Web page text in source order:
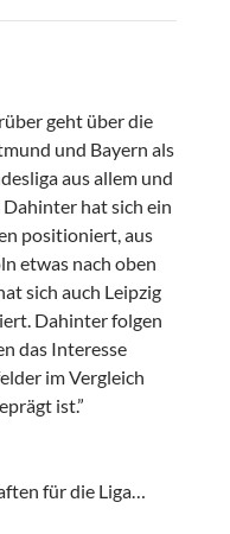
geht über die
und Bayern als
aus allem und
hat sich ein
positioniert, aus
etwas nach oben
sich auch Leipzig
Dahinter folgen
das Interesse
im Vergleich
ist.”
für die Liga…